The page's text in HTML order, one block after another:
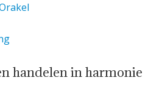
handelen in harmonie